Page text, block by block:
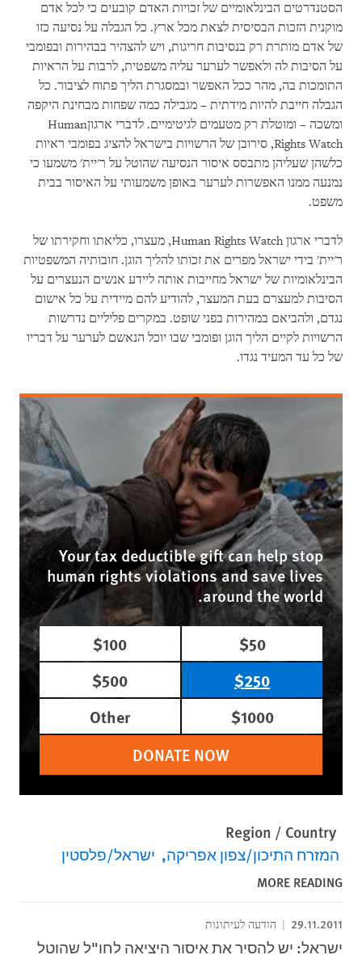
הסטנדרטים הבינלאומיים של זכויות האדם קובעים כי לכל אדם
מוקנית הזכות הבסיסית לצאת מכל ארץ. כל הגבלה על נסיעה כזו
של אדם מותרת רק בנסיבות חריגות, ויש להצהיר בבהירות ובפומבי
על הסיבות לה ולאפשר לערער עליה משפטית, לרבות על הראיות
התומכות בה, מהר ככל האפשר ובמסגרת הליך פתוח לציבור. כל
הגבלה חייבת להיות מידתית – מגבילה כמה שפחות מבחינת היקפה
ומשכה – ומוטלת רק מטעמים לגיטימיים. לדברי ארגוןHuman
Rights Watch, סירובן של הרשויות בישראל להציג בפומבי ראיות
כלשהן שעליהן מתבסס איסור הנסיעה שהוטל על ר'יית' משמעו כי
נמנעה ממנו האפשרות לערער באופן משמעותי על האיסור בבית
משפט.
לדברי ארגוןHuman Rights Watch, מעצרו, כליאתו וחקירתו של
ר'יית' בידי ישראל מפרים את זכותו להליך הוגן. חובותיה המשפטיות
הבינלאומיות של ישראל מחייבות אותה ליידע אנשים הנעצרים על
הסיבות למעצרם בעת המעצר, להודיע להם מיידית על כל אישום
נגדם, ולהביאם במהירות בפני שופט. במקרים פליליים נדרשות
הרשויות לקיים הליך הוגן ופומבי שבו יוכל הנאשם לערער על דבריו
של כל עד המעיד נגדו.
Your tax deductible gift can help stop
human rights violations and save lives
around the world.
$50
$100
$250
$500
$1000
Other
DONATE NOW
Region / Country
המזרח התיכון/צפון אפריקה ישראל/פלסטין
MORE READING
29.11.2011 הודעה לעיתונות
ישראל: יש להסיר את איסור היציאה לחו"ל שהוטל